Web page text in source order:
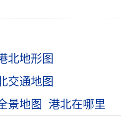
北地形图
交通地图
景地图 港北在哪里